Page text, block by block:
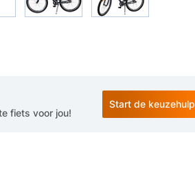
fiets voor jou!
Start de keuzehulp